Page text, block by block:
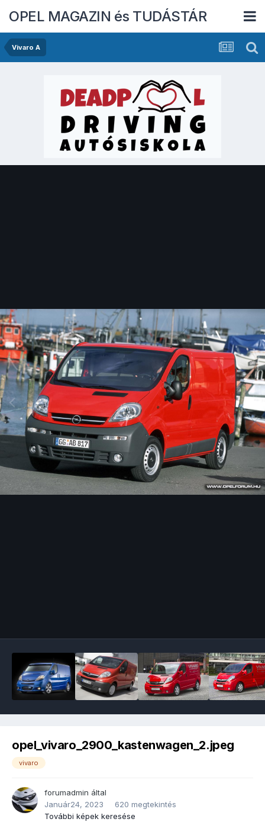
OPEL MAGAZIN és TUDÁSTÁR
Vivaro A
opel_vivaro_2900_kastenwagen_2.jpeg
vivaro
forumadmin által
Január24, 2023
620 megtekintés
További képek keresése